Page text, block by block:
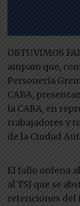
OBTUVIMOS
amparo que,
Personería
CABA,
la CABA, en
trabajadores y
de la Ciudad
El fallo ordena
al TSJ que se
retenciones del